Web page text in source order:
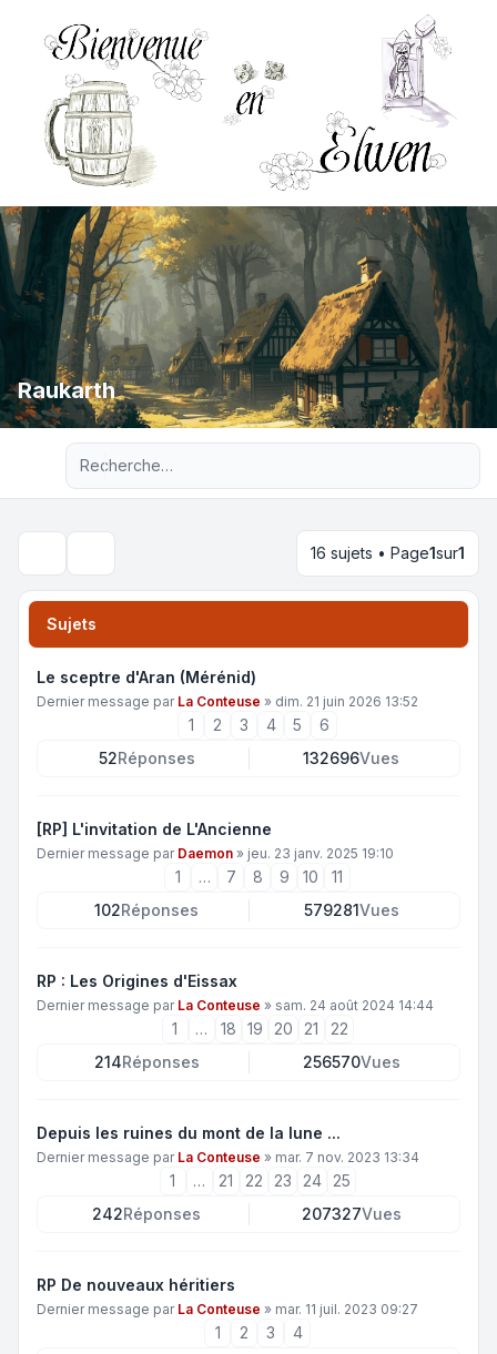
Raukarth
Recherche avancée
16 sujets • Page1sur1
Sujets
Le sceptre d'Aran (Mérénid)
Dernier message par La Conteuse » dim. 21 juin 2026 13:52
1 2 3 4 5
6
52Réponses 132696Vues
[RP] L'invitation de L'Ancienne
Dernier message par Daemon » jeu. 23 janv. 2025 19:10
1 … 7 8 9 10
11
102Réponses 579281Vues
RP : Les Origines d'Eissax
Dernier message par La Conteuse » sam. 24 août 2024 14:44
1 … 18 19 20 21
22
214Réponses 256570Vues
Depuis les ruines du mont de la lune ...
Dernier message par La Conteuse » mar. 7 nov. 2023 13:34
1 … 21 22 23 24
25
242Réponses 207327Vues
RP De nouveaux héritiers
Dernier message par La Conteuse » mar. 11 juil. 2023 09:27
1 2 3
4